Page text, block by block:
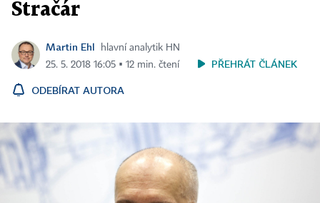
Stračár
Martin Ehl
hlavní analytik HN
25. 5. 2018 16:05 ▪ 12 min. čtení
PŘEHRÁT ČLÁNEK
ODEBÍRAT AUTORA